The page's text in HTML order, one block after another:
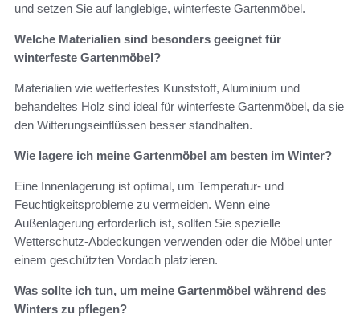
und setzen Sie auf langlebige, winterfeste Gartenmöbel.
Welche Materialien sind besonders geeignet für
winterfeste Gartenmöbel?
Materialien wie wetterfestes Kunststoff, Aluminium und
behandeltes Holz sind ideal für winterfeste Gartenmöbel, da sie
den Witterungseinflüssen besser standhalten.
Wie lagere ich meine Gartenmöbel am besten im Winter?
Eine Innenlagerung ist optimal, um Temperatur- und
Feuchtigkeitsprobleme zu vermeiden. Wenn eine
Außenlagerung erforderlich ist, sollten Sie spezielle
Wetterschutz-Abdeckungen verwenden oder die Möbel unter
einem geschützten Vordach platzieren.
Was sollte ich tun, um meine Gartenmöbel während des
Winters zu pflegen?